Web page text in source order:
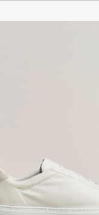
jo mere du bruker de.